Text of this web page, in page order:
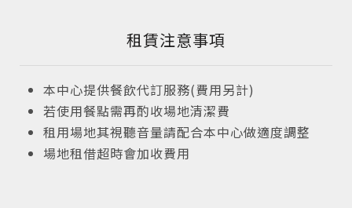
租賃注意事項
本中心提供餐飲代訂服務(費用另計)
若使用餐點需再酌收場地清潔費
租用場地其視聽音量請配合本中心做適度調整
場地租借超時會加收費用